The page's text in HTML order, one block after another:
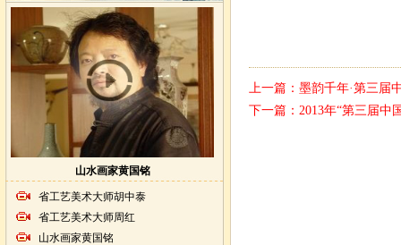
山水画家黄国铭
省工艺美术大师胡中泰
省工艺美术大师周红
山水画家黄国铭
上一篇： 墨韵千年·第三届
下一篇： 2013年“第三届中